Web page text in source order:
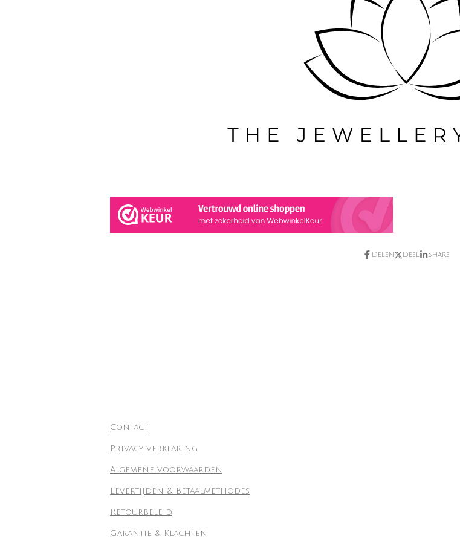
Delen Deel Share
Contact
Privacy verklaring
Algemene voorwaarden
Levertijden & Betaalmethodes
Retourbeleid
Garantie & Klachten